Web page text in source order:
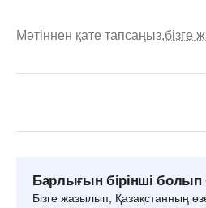
Мәтіннен қате тапсаңыз,бізге
Барлығын бірінші
Бізге жазылып, Қазақстанның